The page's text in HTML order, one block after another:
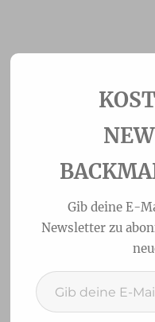
Gib deine E-
Newsletter zu
Gib deine E-Mail-Adresse ein ...